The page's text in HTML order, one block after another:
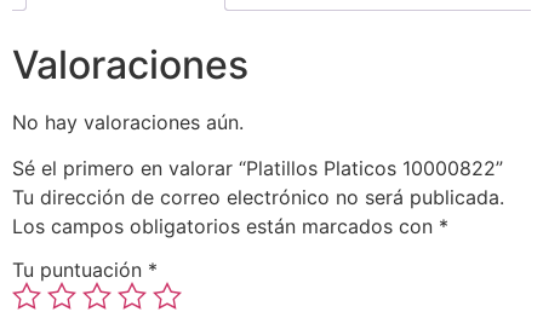
Valoraciones
No hay valoraciones aún.
Sé el primero en valorar “Platillos Platicos 10000822”
Tu dirección de correo electrónico no será publicada.
Los campos obligatorios están marcados con *
Tu puntuación *